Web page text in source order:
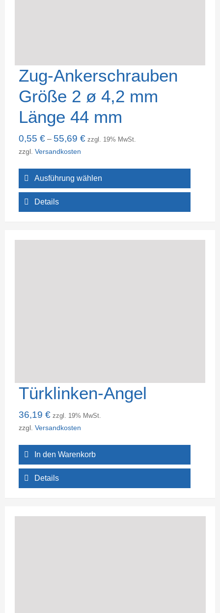
Zug-Ankerschrauben
Größe 2 ø 4,2 mm
Länge 44 mm
0,55 €– 55,69 € zzgl. 19% MwSt.
zzgl. Versandkosten
Ausführung wählen
Details
Türklinken-Angel
36,19 € zzgl. 19% MwSt.
zzgl. Versandkosten
In den Warenkorb
Details